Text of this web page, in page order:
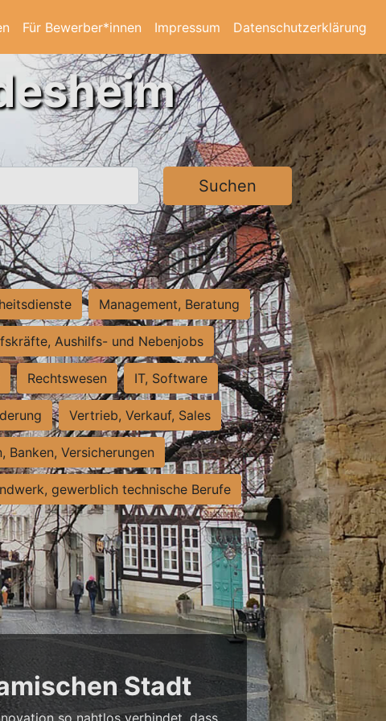
Für Bewerber*innen Impressum Datenschutzerklärung
Suchen
Management, Beratung
Aushilfs- und Nebenjobs
Rechtswesen IT, Software
Vertrieb, Verkauf, Sales
Banken, Versicherungen
gewerblich technische Berufe
Stadt